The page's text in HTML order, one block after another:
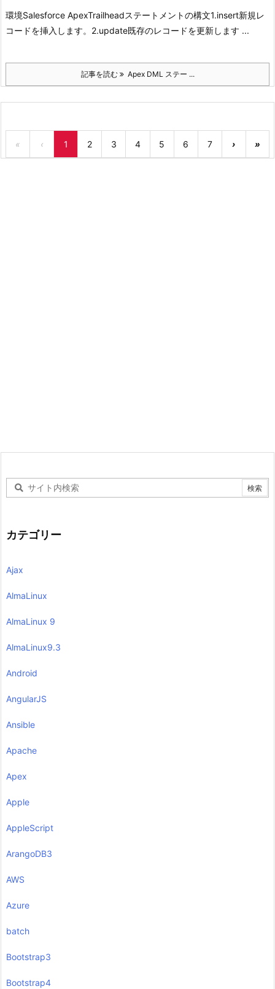
環境Salesforce ApexTrailheadステートメントの構文1.insert新規レ
コードを挿入します。 2.update既存のレコードを更新します ...
記事を読む Apex DML ステー ...
« ‹ 1 2 3 4 5 6 7 › »
カテゴリー
Ajax
AlmaLinux
AlmaLinux 9
AlmaLinux9.3
Android
AngularJS
Ansible
Apache
Apex
Apple
AppleScript
ArangoDB3
AWS
Azure
batch
Bootstrap3
Bootstrap4